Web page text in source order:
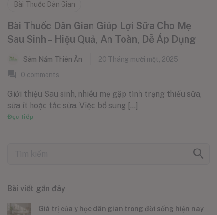
Bài Thuốc Dân Gian
Bài Thuốc Dân Gian Giúp Lợi Sữa Cho Mẹ
Sau Sinh – Hiệu Quả, An Toàn, Dễ Áp Dụng
Sâm Nấm Thiên Ân
20 Tháng mười một, 2025
0 comments
Giới thiệu Sau sinh, nhiều mẹ gặp tình trạng thiếu sữa,
sữa ít hoặc tắc sữa. Việc bổ sung [...]
Đọc tiếp
Bài viết gần đây
Giá trị của y học dân gian trong đời sống hiện nay